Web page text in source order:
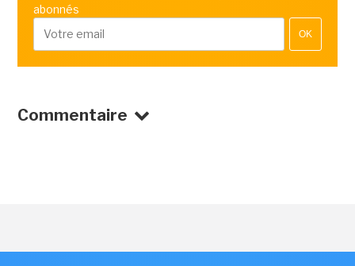
abonnés
OK
Commentaire